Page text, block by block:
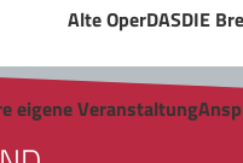
Alte OperDASDIE
eigene Veranstaltung